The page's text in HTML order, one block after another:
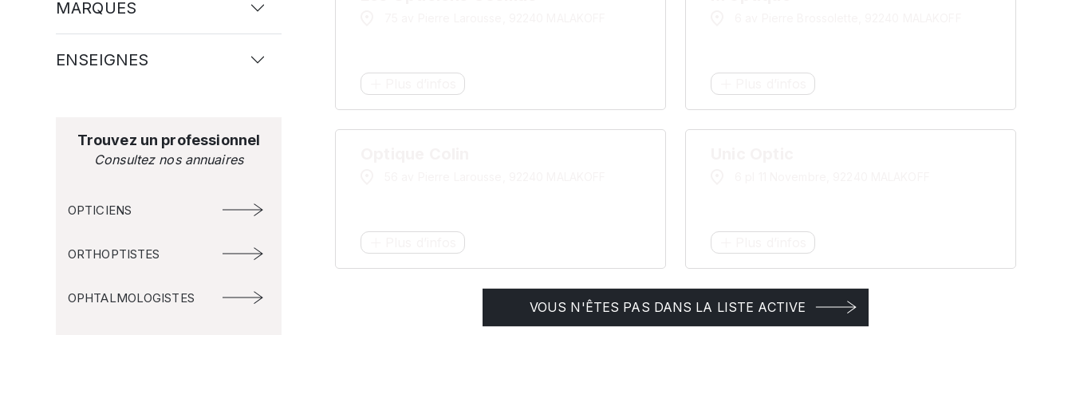
MARQUES
ENSEIGNES
Trouvez un professionnel
Consultez nos annuaires
OPTICIENS
ORTHOPTISTES
OPHTALMOLOGISTES
VOUS N'ÊTES PAS DANS LA LISTE ACTIVE